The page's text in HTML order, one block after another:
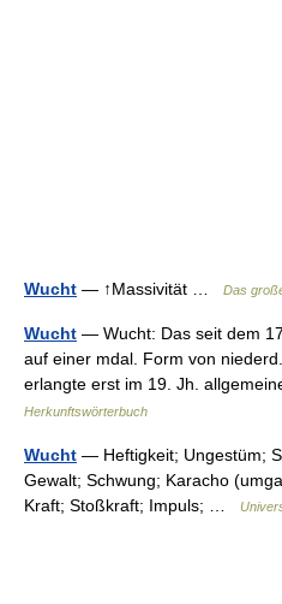
Wucht — ↑Massivität … Das
Wucht — Wucht: Das seit dem
auf einer mdal. Form von
erlangte erst im 19. Jh.
Herkunftswörterbuch
Wucht — Heftigkeit; Ungestüm;
Gewalt; Schwung; Karacho
Kraft; Stoßkraft; Impuls; …